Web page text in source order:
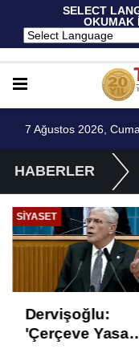
SELECT
OKUMAK
7 Ağustos 2026,
HABERLER
SIYASET
Dervişoğlu:
'Çerçeve Yasa